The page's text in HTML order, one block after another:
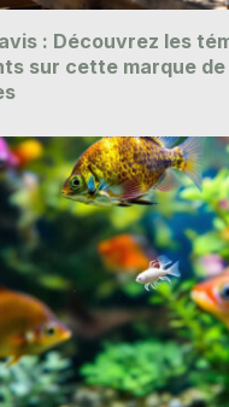
: Découvrez les
sur cette marque de